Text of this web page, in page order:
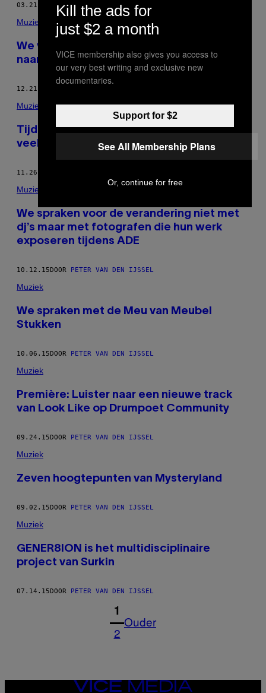
03.21.16 DOORPETER VAN DEN IJSSEL
Muziek
We vroegen een aantal programmeurs
naar hun werkwijze en visie
12.21.15
Muziek
Tijdens een avondje Wasteland mag heel
veel
11.26.15
Muziek
​We spraken voor de verandering niet met
dj’s maar met fotografen die hun werk
exposeren tijdens ADE
10.12.15DOOR PETER VAN DEN IJSSEL
Muziek
We spraken met de Meu van Meubel
Stukken
10.06.15DOOR PETER VAN DEN IJSSEL
Muziek
Première: Luister naar een nieuwe track
van Look Like op Drumpoet Community
09.24.15DOOR PETER VAN DEN IJSSEL
Muziek
Zeven hoogtepunten van Mysteryland
09.02.15DOOR PETER VAN DEN IJSSEL
Muziek
GENER8ION is het multidisciplinaire
project van Surkin
07.14.15DOOR PETER VAN DEN IJSSEL
1
2
Ouder
VICE
Kill the ads for
just $2 a month
VICE membership also gives you access to
our very best writing and exclusive new
documentaries.
Support for $2
See All Membership Plans
Or, continue for free